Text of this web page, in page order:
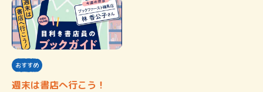
おすすめ
週末は書店へ行こう！